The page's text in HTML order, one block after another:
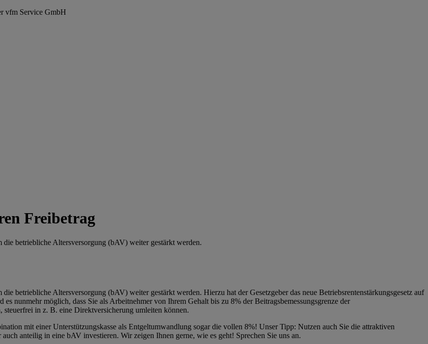
vfm Service GmbH
Freibetrag
betriebliche Altersversorgung (bAV) weiter gestärkt werden.
betriebliche Altersversorgung (bAV) weiter gestärkt werden. Hierzu hat der Gesetzgeber das neue Betriebsrentenstärkungsgesetz auf
nunmehr möglich, dass Sie als Arbeitnehmer von Ihrem Gehalt bis zu 8% der Beitragsbemessungsgrenze der
steuerfrei in z. B. eine Direktversicherung umleiten können.
mit einer Unterstützungskasse als Entgeltumwandlung sogar die vollen 8%! Unser Tipp: Nutzen auch Sie die attraktiven
anteilig in eine bAV investieren. Wir zeigen Ihnen gerne, wie es geht! Sprechen Sie uns an.